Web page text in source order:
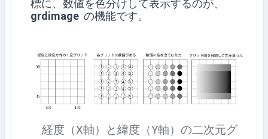
標に、数値を色分けして表示するのが、
grdimage の機能です。
経度（X軸）と緯度（Y軸）の二次元グ